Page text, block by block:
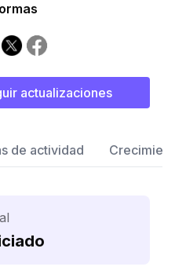
actualizaciones
de actividad